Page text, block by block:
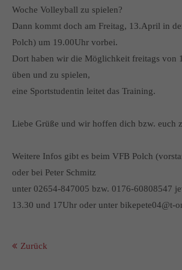
info@yourdomain.com
About us
Lorem ipsum dolor sit amet,
Aenean commodo ligula eget dolor. Aenean
sociis natoque penatibus et magnis dis
Woche Volleyball zu spielen?
Dann kommt doch am Freitag, 13.April in
Polch) um 19.00Uhr vorbei.
Dort haben wir die Möglichkeit freitags von
üben und zu spielen,
eine Sportstudentin leitet das Training.
Liebe Grüße und wir hoffen dich bzw. euch
Weitere Infos gibt es beim VFB Polch
oder bei Peter Schmitz
unter 02654-847005 bzw. 0176-60808547
13.30 und 17Uhr oder unter bikepete04@t-
Zurück